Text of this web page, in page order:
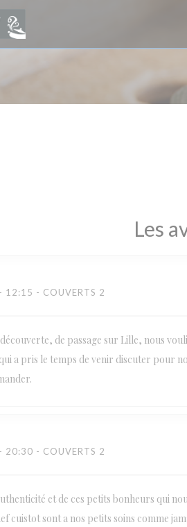
en matière de cookies
Les
- 12:15 - COUVERTS 2
de passage sur Lille, nous
a pris le temps de venir discuter pour
- 20:30 - COUVERTS 2
et de ces petits bonheurs qui
cuistot sont a nos petits soins comme